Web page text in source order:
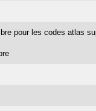
pour les codes atlas